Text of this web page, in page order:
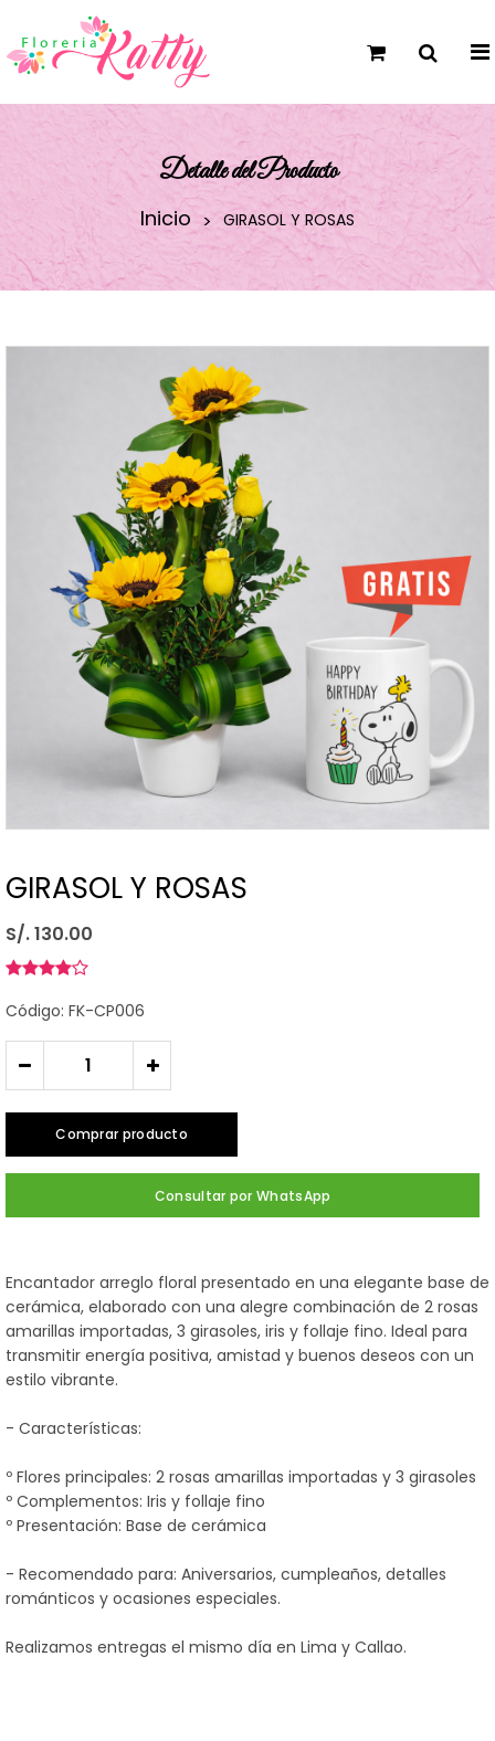
Detalle del Producto
Inicio GIRASOL Y ROSAS
GIRASOL Y ROSAS
S/. 130.00
Código: FK-CP006
- +
Comprar producto
Consultar por WhatsApp
Encantador arreglo floral presentado en una elegante base de
cerámica, elaborado con una alegre combinación de 2 rosas
amarillas importadas, 3 girasoles, iris y follaje fino. Ideal para
transmitir energía positiva, amistad y buenos deseos con un
estilo vibrante.
- Características:
º Flores principales: 2 rosas amarillas importadas y 3 girasoles
º Complementos: Iris y follaje fino
º Presentación: Base de cerámica
- Recomendado para: Aniversarios, cumpleaños, detalles
románticos y ocasiones especiales.
Realizamos entregas el mismo día en Lima y Callao.